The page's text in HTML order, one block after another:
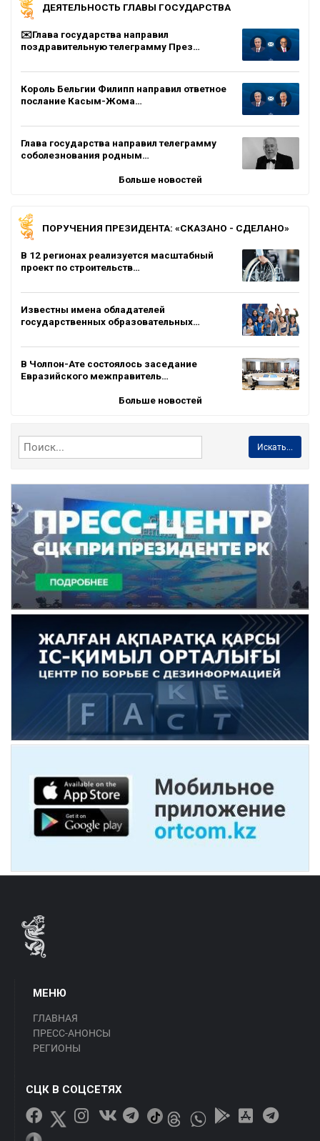
ДЕЯТЕЛЬНОСТЬ ГЛАВЫ ГОСУДАРСТВА
✉️Глава государства направил
поздравительную телеграмму През…
Король Бельгии Филипп направил ответное
послание Касым-Жома…
Глава государства направил телеграмму
соболезнования родным…
Больше новостей
ПОРУЧЕНИЯ ПРЕЗИДЕНТА: «СКАЗАНО - СДЕЛАНО»
В 12 регионах реализуется масштабный
проект по строительств…
Известны имена обладателей
государственных образовательных…
В Чолпон-Ате состоялось заседание
Евразийского межправитель…
Больше новостей
Искать...
МЕНЮ
ГЛАВНАЯ
ПРЕСС-АНОНСЫ
РЕГИОНЫ
СЦК В СОЦСЕТЯХ